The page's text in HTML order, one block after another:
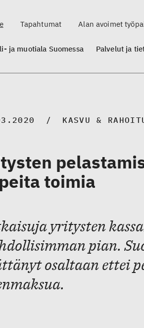
Tapahtumat Alan avoimet
ja muotiala Suomessa Palvelut ja
KASVU &
toimia
yritysten
pian.
osaltaan ettei